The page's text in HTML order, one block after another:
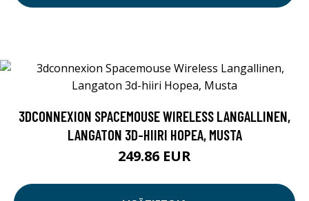
3DCONNEXION SPACEMOUSE WIRELESS LANGALLINEN,
LANGATON 3D-HIIRI HOPEA, MUSTA
249.86 EUR